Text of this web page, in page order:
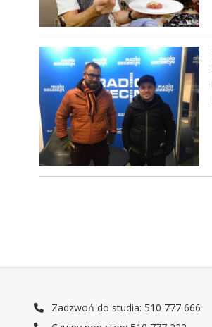
Zadzwoń do studia: 510 777 666